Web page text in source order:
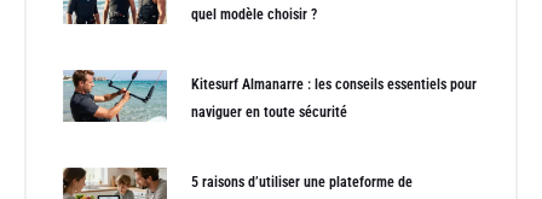
quel modèle choisir ?
Kitesurf Almanarre : les conseils essentiels pour
naviguer en toute sécurité
5 raisons d’utiliser une plateforme de